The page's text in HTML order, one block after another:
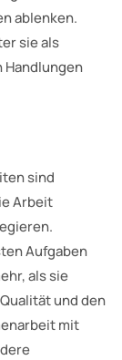
ablenken.
sie als
sind
Arbeit
Aufgaben
als sie
und den
mit